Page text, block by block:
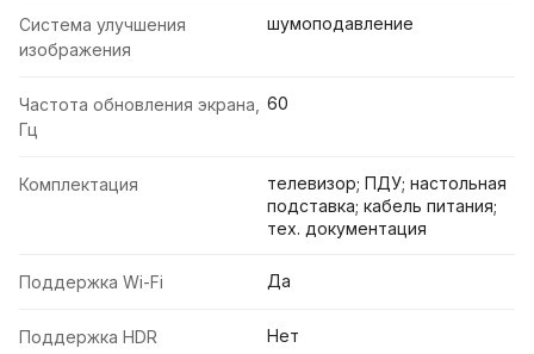
Система улучшения
изображения
шумоподавление
Частота обновления экрана,
Гц
60
Комплектация
телевизор; ПДУ; настольная
подставка; кабель питания;
тех. документация
Поддержка Wi-Fi Да
Поддержка HDR Нет